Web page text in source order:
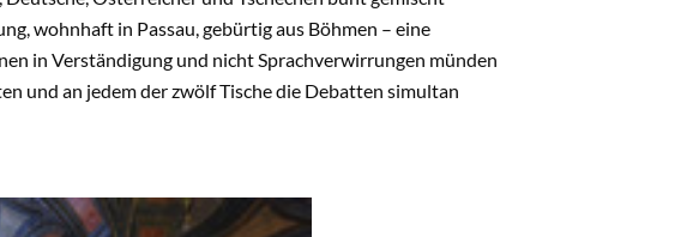
wohnhaft in Passau, gebürtig aus Böhmen – eine
in Verständigung und nicht Sprachverwirrungen münden
und an jedem der zwölf Tische die Debatten simultan